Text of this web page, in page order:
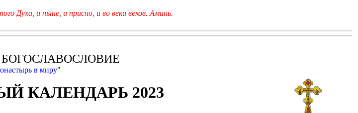
Духа, и ныне, и присно, и во веки веков. Аминь.
в миру"
КАЛЕНДАРЬ 2023